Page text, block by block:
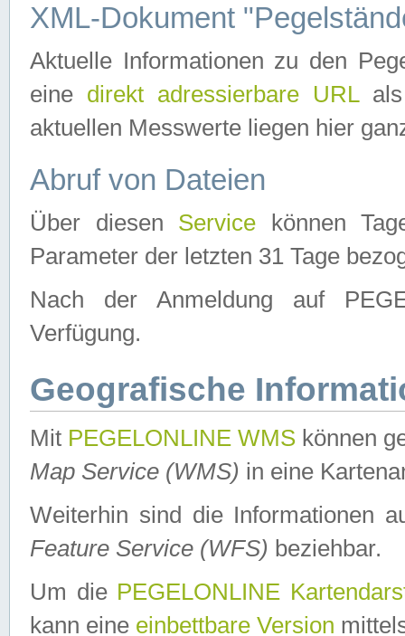
XML-Dokument
Aktuelle Informationen zu den
eine direkt adressierbare URLals
aktuellen Messwerte liegen hier
Abruf von Dateien
Über diesen Service können
Parameter der letzten 31 Tage
Nach der Anmeldung auf
Verfügung.
Geografische
Mit PEGELONLINE WMS können
Map Service (WMS) in eine
Weiterhin sind die Informationen
Feature Service (WFS) beziehbar.
Um die PEGELONLINE
kann eine einbettbare Version